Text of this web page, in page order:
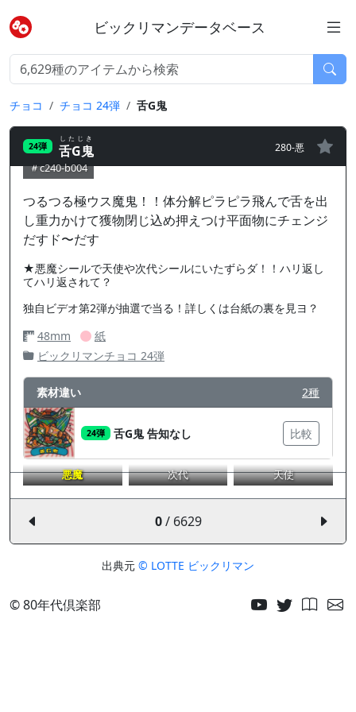
ビックリマンデータベース
チョコ チョコ 24弾 舌G鬼
24弾 舌G鬼
したじき
280-悪
c240-b004
つるつる極ウス魔鬼！！体分解ピラピラ飛んで舌を出
し重力かけて獲物閉じ込め押えつけ平面物にチェンジ
だすド〜だす
★悪魔シールで天使や次代シールにいたずらダ！！ハリ返し
てハリ返されて？
独自ビデオ第2弾が抽選で当る！詳しくは台紙の裏を見ヨ？
48mm
紙
ビックリマンチョコ 24弾
素材違い 2種
24弾 舌G鬼 告知なし 比較
悪魔 次代 天使
0/ 6629
出典元 © LOTTE ビックリマン
© 80年代倶楽部